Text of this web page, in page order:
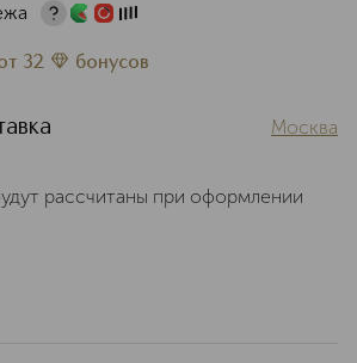
32 бонусов
Москва
рассчитаны при оформлении